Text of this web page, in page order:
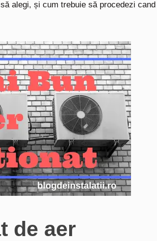
alegi, și cum trebuie să procedezi cand
de aer